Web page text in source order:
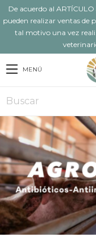
De acuerdo al ARTÍCULO
pueden realizar ventas de
tal motivo una vez
MENÚ